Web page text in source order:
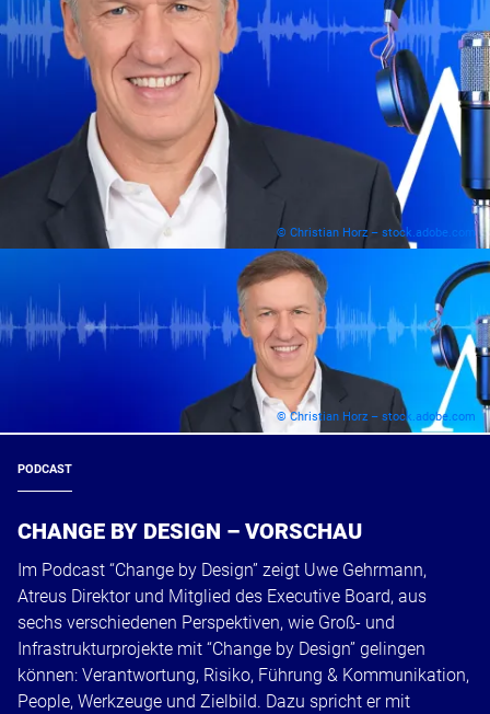
© Christian Horz – stock.adobe.com
© Christian Horz – stock.adobe.com
PODCAST
CHANGE BY DESIGN – VORSCHAU
Im Podcast “Change by Design” zeigt Uwe Gehrmann,
Atreus Direktor und Mitglied des Executive Board, aus
sechs verschiedenen Perspektiven, wie Groß- und
Infrastrukturprojekte mit “Change by Design” gelingen
können: Verantwortung, Risiko, Führung & Kommunikation,
People, Werkzeuge und Zielbild. Dazu spricht er mit